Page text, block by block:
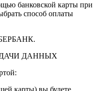
банковской карты при
способ оплаты
ДАННЫХ